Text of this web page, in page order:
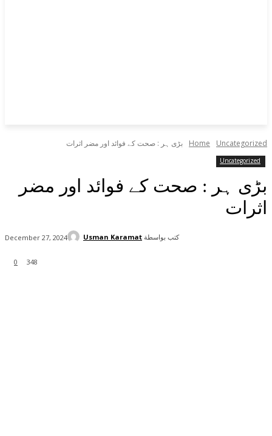
Home Uncategorized بڑی ہر : صحت کے فوائد اور مضر اثرات
Uncategorized
بڑی ہر : صحت کے فوائد اور مضر
اثرات
0 348
December 27, 2024 كتب بواسطة Usman Karamat